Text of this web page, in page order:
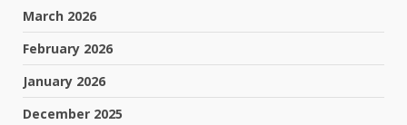
March 2026
February 2026
January 2026
December 2025